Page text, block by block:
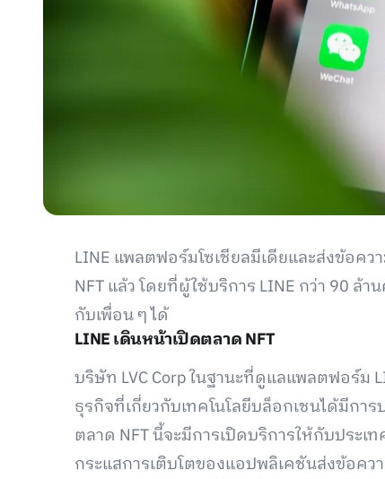
LINE แพลตฟอร์มโซเชียลมีเดียและส่งข้อ
NFT แล้ว โดยที่ผู้ใช้บริการ LINE กว่า 90 ล้
กับเพื่อน ๆ ได้
LINE เดินหน้าเปิดตลาด NFT
บริษัท LVC Corp ในฐานะที่ดูแลแพลตฟอร์ม
ธุรกิจที่เกี่ยวกับเทคโนโลยีบล็อกเชนได้มีการ
ตลาด NFT นี้จะมีการเปิดบริการให้กับประเ
กระแสการเติบโตของแอปพลิเคชันส่งข้อคว